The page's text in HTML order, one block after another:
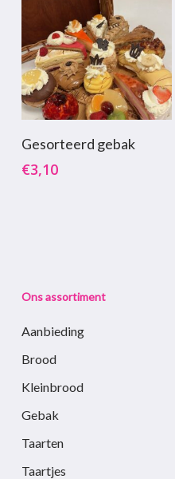
Toevoegen Aan
Winkelwagen
Gesorteerd gebak
€3,10
Ons assortiment
Aanbieding
Brood
Kleinbrood
Gebak
Taarten
Taartjes